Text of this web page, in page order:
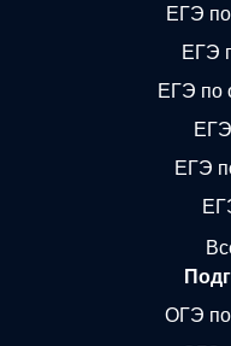
ЕГЭ по
ЕГЭ
ЕГЭ по
ЕГЭ
ОГЭ по